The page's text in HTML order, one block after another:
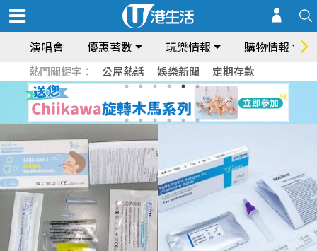
演唱會 優惠著數 玩樂情報 購物情報
熱門關鍵字： 公屋熱話 娛樂新聞 定期存款